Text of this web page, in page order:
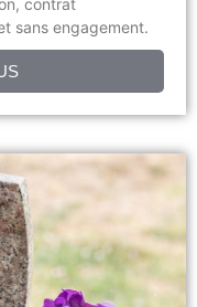
contrat
sans engagement.